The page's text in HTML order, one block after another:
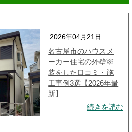
2026年04月21日
名古屋市のハウスメ
ーカー住宅の外壁塗
装をした口コミ・施
工事例3選【2026年最
新】
続きを読む